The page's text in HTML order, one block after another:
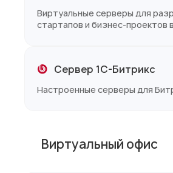
Виртуальные серверы для
стартапов и бизнес-проектов
Сервер 1С-Битрикс
Настроенные серверы для
Виртуальный офис